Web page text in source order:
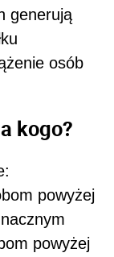
generują
osób
kogo?
powyżej
powyżej